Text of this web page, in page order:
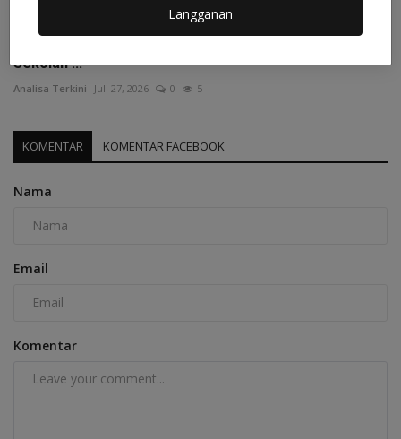
Langganan
Sekolah ...
Analisa Terkini Juli 27, 2026 0 5
KOMENTAR KOMENTAR FACEBOOK
Nama
Email
Komentar